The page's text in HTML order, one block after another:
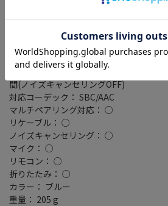
ドライバサイズ： 40 mm
コード長： 1.2 m
充電端子： USB Type-C
ワイヤレス： Bluetooth
Bluetoothバージョン： Ver.5.0/Class2
連続再生時間： 最大20時間(ノイズキャ
間(ノイズキャンセリングOFF)
対応コーデック： SBC/AAC
マルチペアリング対応： ○
リケーブル： ○
ノイズキャンセリング： ○
マイク： ○
リモコン： ○
折りたたみ： ○
カラー： ブルー
重量： 205 g